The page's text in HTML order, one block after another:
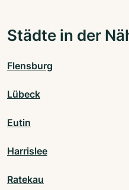
Städte in der
Flensburg
Lübeck
Eutin
Harrislee
Ratekau